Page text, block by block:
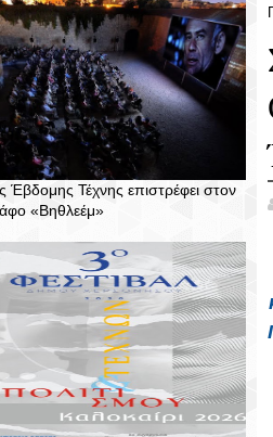
Έβδομης Τέχνης επιστρέφει στον
«Βηθλεέμ»